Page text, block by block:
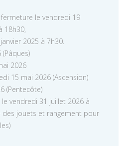
le vendredi 19
18h30,
2025 à 7h30.
2026
15 mai 2026 (Ascension)
(Pentecôte)
le vendredi 31 juillet 2026 à
des jouets et rangement pour